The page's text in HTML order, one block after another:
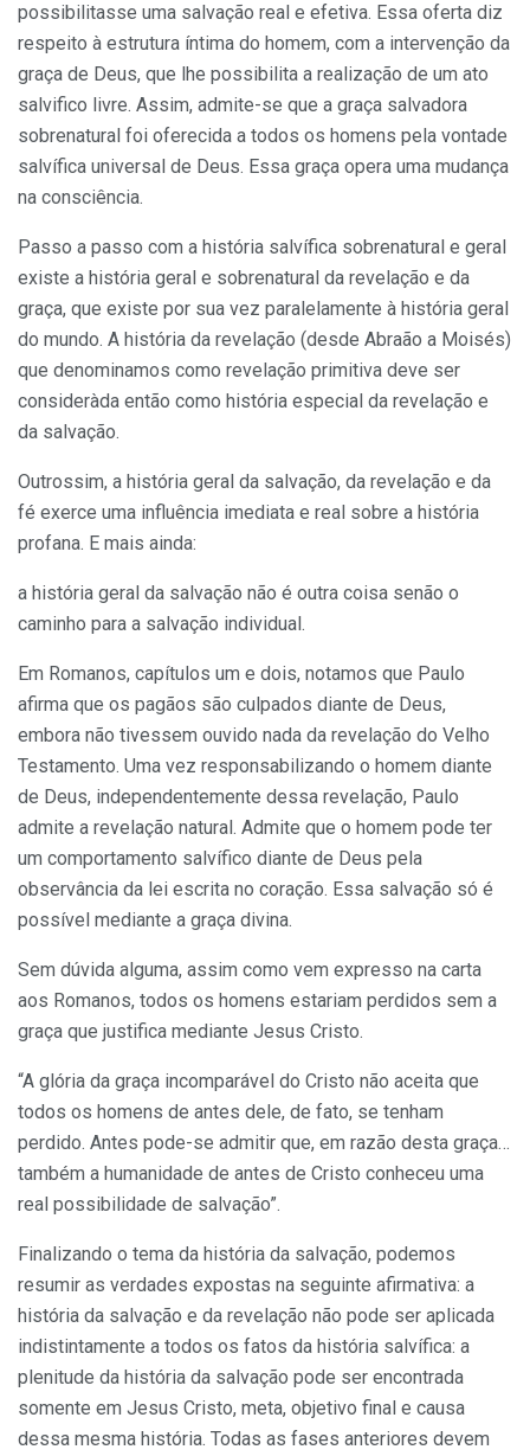
possibilitasse uma salvação real e efetiva. Essa oferta diz
respeito à estrutura íntima do homem, com a intervenção da
graça de Deus, que lhe possibilita a realização de um ato
salvifico livre. Assim, admite-se que a graça sal­vadora
sobrenatural foi oferecida a todos os homens pela vontade
salvífica universal de Deus. Essa graça opera uma mudança
na cons­ciência.
Passo a passo com a história salvífica sobrenatural e geral
existe a história geral e sobrenatural da revelação e da
graça, que existe por sua vez paralelamente à história geral
do mundo. A história da revela­ção (desde Abraão a Moisés)
que denominamos como revelação primi­tiva deve ser
consideràda então como história especial da revelação e
da salvação.
Outrossim, a história geral da salvação, da revelação e da
fé exerce uma influência imediata e real sobre a história
profana. E mais ainda:
a história geral da salvação não é outra coisa senão o
caminho para a salvação individual.
Em Romanos, capítulos um e dois, notamos que Paulo
afirma que os pagãos são culpados diante de Deus,
embora não tivessem ouvido nada da revelação do Velho
Testamento. Uma vez responsabilizando o homem diante
de Deus, independentemente dessa revelação, Paulo
admite a revelação natural. Admite que o homem pode ter
um com­portamento salvífico diante de Deus pela
observância da lei escrita no coração. Essa salvação só é
possível mediante a graça divina.
Sem dúvida alguma, assim como vem expresso na carta
aos Roma­nos, todos os homens estariam perdidos sem a
graça que justifica me­diante Jesus Cristo.
“A glória da graça incomparável do Cristo não aceita que
todos os homens de antes dele, de fato, se tenham
perdido. Antes pode-se ad­mitir que, em razão desta graça…
também a humanidade de antes de Cristo conheceu uma
real possibilidade de salvação”.
Finalizando o tema da história da salvação, podemos
resumir as verdades expostas na seguinte afirmativa: a
história da salvação e da revelação não pode ser aplicada
indistintamente a todos os fatos da história salvífica: a
plenitude da história da salvação pode ser encon­trada
somente em Jesus Cristo, meta, objetivo final e causa
dessa mes­ma história. Todas as fases anteriores devem